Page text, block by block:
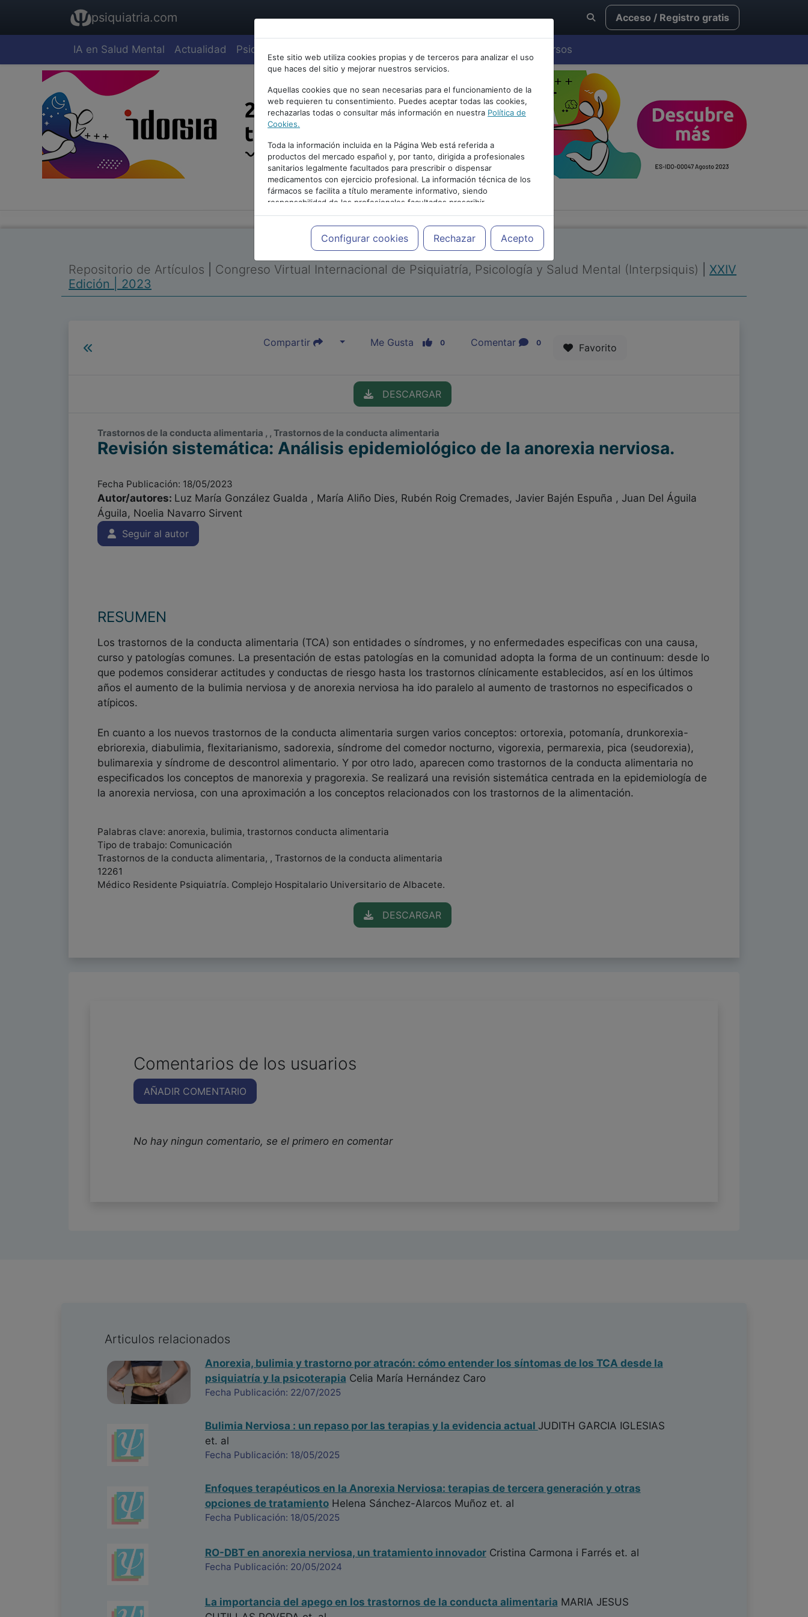
psiquiatria.com Acceso / Registro gratis
IA en Salud Mental Actualidad Psiquiatría Cursos
Este sitio web utiliza cookies propias y de terceros para analizar el uso
que haces del sitio y mejorar nuestros servicios.
Aquellas cookies que no sean necesarias para el funcionamiento de la
web requieren tu consentimiento. Puedes aceptar todas las cookies,
rechazarlas todas o consultar más información en nuestra Política de
Cookies.
Toda la información incluida en la Página Web está referida a
productos del mercado español y, por tanto, dirigida a profesionales
sanitarios legalmente facultados para prescribir o dispensar
medicamentos con ejercicio profesional. La información técnica de los
fármacos se facilita a título meramente informativo, siendo
responsabilidad de los profesionales facultados prescribir
medicamentos y decidir, en cada caso concreto, el tratamiento más
adecuado a las necesidades del paciente.
Configurar cookies Rechazar Acepto
PUBLICIDAD
Repositorio de Artículos Congreso Virtual Internacional de Psiquiatría, Psicología y Salud Mental (Interpsiquis)
XXIV
Edición | 2023
Compartir Me Gusta 0 Comentar 0 Favorito
DESCARGAR
Trastornos de la conducta alimentaria , , Trastornos de la conducta alimentaria
Revisión sistemática: Análisis epidemiológico de la anorexia nerviosa.
Fecha Publicación: 18/05/2023
Autor/autores: Luz María González Gualda , María Aliño Dies, Rubén Roig Cremades, Javier Bajén Espuña , Juan Del Águila
Águila, Noelia Navarro Sirvent
Seguir al autor
RESUMEN
Los trastornos de la conducta alimentaria (TCA) son entidades o síndromes, y no enfermedades especificas con una causa,
curso y patologías comunes. La presentación de estas patologías en la comunidad adopta la forma de un continuum: desde lo
que podemos considerar actitudes y conductas de riesgo hasta los trastornos clínicamente establecidos, así en los últimos
años el aumento de la bulimia nerviosa y de anorexia nerviosa ha ido paralelo al aumento de trastornos no especificados o
atípicos.
En cuanto a los nuevos trastornos de la conducta alimentaria surgen varios conceptos: ortorexia, potomanía, drunkorexia-
ebriorexia, diabulimia, flexitarianismo, sadorexia, síndrome del comedor nocturno, vigorexia, permarexia, pica (seudorexia),
bulimarexia y síndrome de descontrol alimentario. Y por otro lado, aparecen como trastornos de la conducta alimentaria no
especificados los conceptos de manorexia y pragorexia. Se realizará una revisión sistemática centrada en la epidemiología de
la anorexia nerviosa, con una aproximación a los conceptos relacionados con los trastornos de la alimentación.
Palabras clave: anorexia, bulimia, trastornos conducta alimentaria
Tipo de trabajo: Comunicación
Trastornos de la conducta alimentaria, , Trastornos de la conducta alimentaria
12261
Médico Residente Psiquiatría. Complejo Hospitalario Universitario de Albacete.
DESCARGAR
Comentarios de los usuarios
AÑADIR COMENTARIO
No hay ningun comentario, se el primero en comentar
Articulos relacionados
Anorexia, bulimia y trastorno por atracón: cómo entender los síntomas de los TCA desde la
psiquiatría y la psicoterapia Celia María Hernández Caro
Fecha Publicación: 22/07/2025
Bulimia Nerviosa : un repaso por las terapias y la evidencia actual JUDITH GARCIA IGLESIAS
et. al
Fecha Publicación: 18/05/2025
Enfoques terapéuticos en la Anorexia Nerviosa: terapias de tercera generación y otras
opciones de tratamientoHelena Sánchez-Alarcos Muñozet. al
Fecha Publicación: 18/05/2025
RO-DBT en anorexia nerviosa, un tratamiento innovadorCristina Carmona i Farrés et. al
Fecha Publicación: 20/05/2024
La importancia del apego en los trastornos de la conducta alimentaria MARIA JESUS